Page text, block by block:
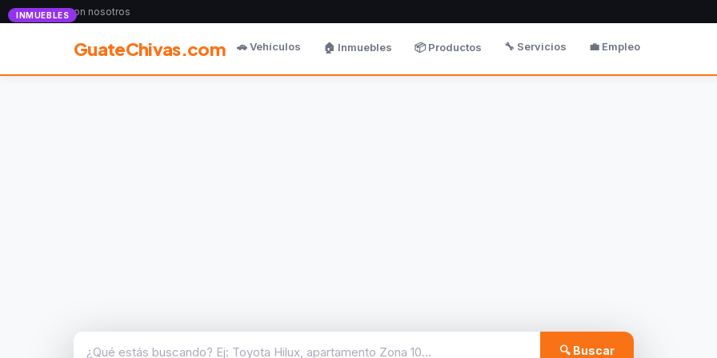
Anunciate con nosotros
GuateChivas.com 🚗 Vehículos 🏠 Inmuebles 📦 Productos 🔧 Servicios 💼 Empleo
🔍 Buscar
INMUEBLES